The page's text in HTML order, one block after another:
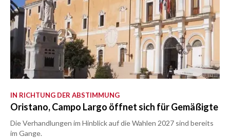
IN RICHTUNG DER ABSTIMMUNG
Oristano, Campo Largo öffnet sich für Gemäßigte
Die Verhandlungen im Hinblick auf die Wahlen 2027 sind bereits
im Gange.